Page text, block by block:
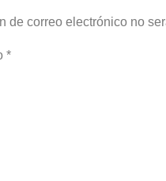
de correo electrónico no
*